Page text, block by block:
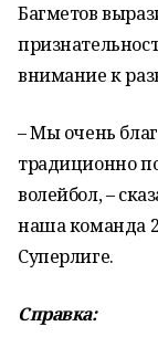
Багметов
внимание к
– Мы очень
традиционно
волейбол, –
наша команда
Суперлиге.
Справка: